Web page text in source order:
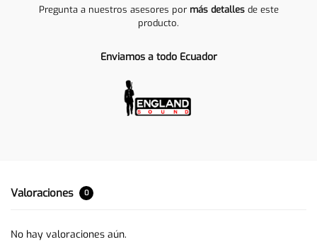
Pregunta a nuestros asesores por más detallesde este
producto.
Enviamos a todo Ecuador
Valoraciones 0
No hay valoraciones aún.